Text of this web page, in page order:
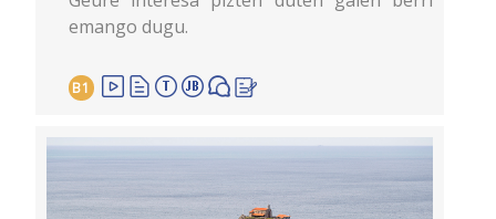
emango dugu.
B1